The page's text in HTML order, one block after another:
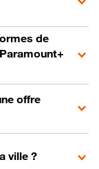
de
offre
ville ?